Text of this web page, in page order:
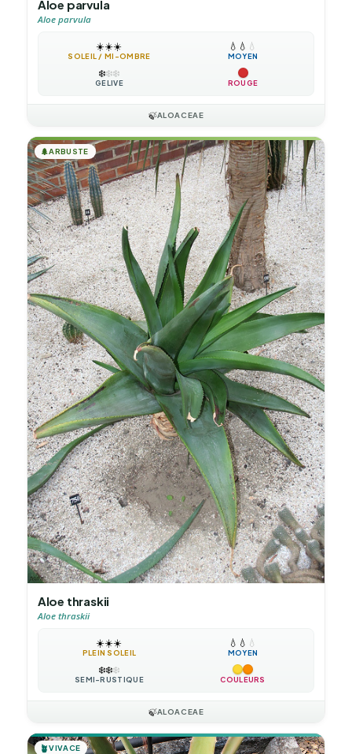
Aloe parvula
Aloe parvula
☀️☀️☀️
SOLEIL / MI-OMBRE
💧 💧 💧
MOYEN
❄️❄️❄️
GÉLIVE ROUGE
🍃ALOACEAE
🌲ARBUSTE
Aloe thraskii
Aloe thraskii
☀️☀️☀️
PLEIN SOLEIL
💧 💧 💧
MOYEN
❄️❄️❄️
SEMI-RUSTIQUE COULEURS
🍃ALOACEAE
🪴VIVACE